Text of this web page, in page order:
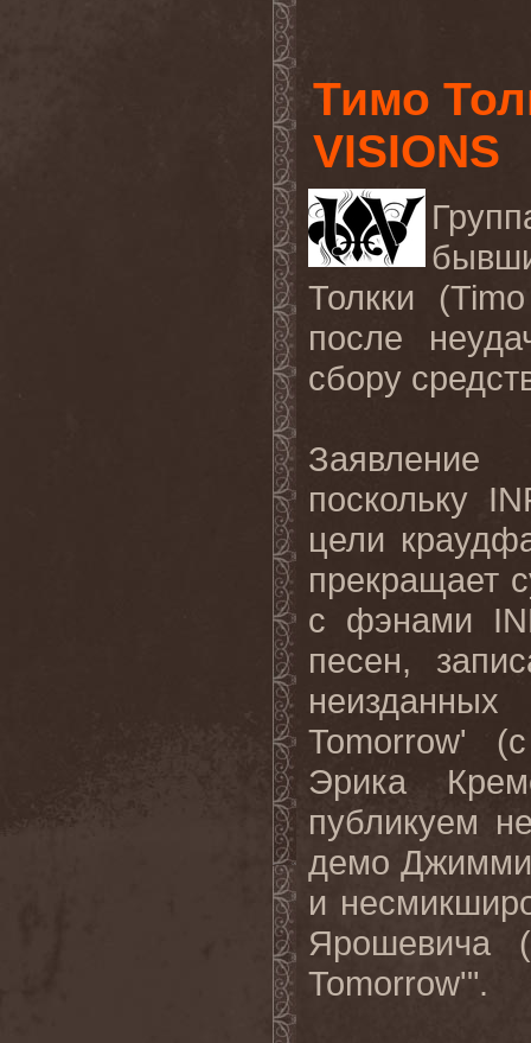
Тимо
VISIONS
Толкки
после
сбору
поскольку
цели
прекращает
с фэнами
песен,
Tomorrow'
Эрика
публикуем
демо Джимми
и
Ярошевича
Tomorrow'".